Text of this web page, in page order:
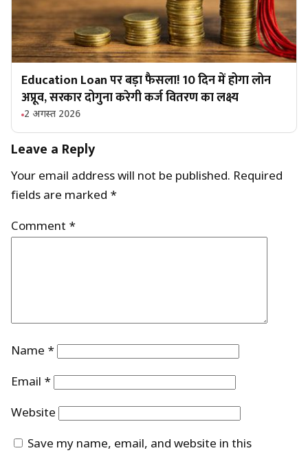
Education Loan पर बड़ा फैसला! 10 दिन में होगा लोन
अप्रूव, सरकार दोगुना करेगी कर्ज वितरण का लक्ष्य
2 अगस्त 2026
Leave a Reply
Your email address will not be published. Required
fields are marked *
Comment *
Name *
Email *
Website
Save my name, email, and website in this